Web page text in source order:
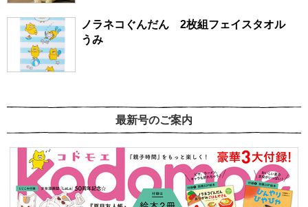
ノラネコぐんだん 2枚組フェイスタオル
うみ
最新号のご案内